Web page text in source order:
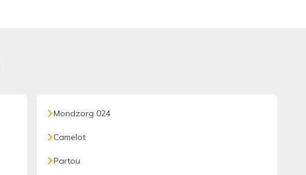
Mondzorg 024
Camelot
Partou